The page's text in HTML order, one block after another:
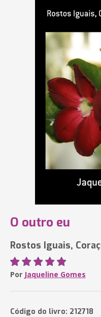
O outro eu
Rostos Iguais,
Por Jaqueline Gomes
Código do livro: 212718